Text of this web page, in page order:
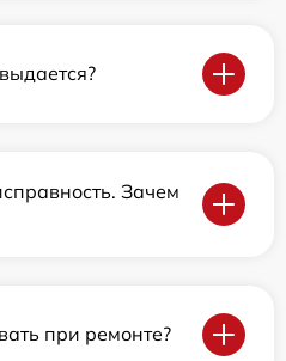
Зачем
при ремонте?